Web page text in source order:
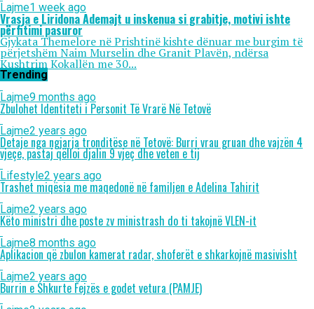
Lajme1 week ago
Vrasja e Liridona Ademajt u inskenua si grabitje, motivi ishte
përfitimi pasuror
Gjykata Themelore në Prishtinë kishte dënuar me burgim të
përjetshëm Naim Murselin dhe Granit Plavën, ndërsa
Kushtrim Kokallën me 30...
Trending
Lajme9 months ago
Zbulohet Identiteti i Personit Të Vrarë Në Tetovë
Lajme2 years ago
Detaje nga ngjarja tronditëse në Tetovë: Burri vrau gruan dhe vajzën 4
vjeçe, pastaj qëlloi djalin 9 vjeç dhe veten e tij
Lifestyle2 years ago
Trashet miqësia me maqedonë në familjen e Adelina Tahirit
Lajme2 years ago
Këto ministri dhe poste zv ministrash do ti takojnë VLEN-it
Lajme8 months ago
Aplikacion që zbulon kamerat radar, shoferët e shkarkojnë masivisht
Lajme2 years ago
Burrin e Shkurte Fejzës e godet vetura (PAMJE)